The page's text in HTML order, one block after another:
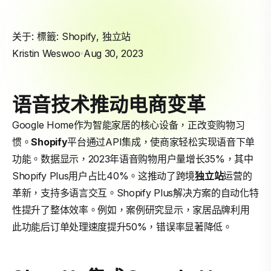
关于: 標籤: Shopify, 独立站
Kristin Weswoo Aug 30, 2023
语音技术推动电商变革
Google Home作为智能家居的核心设备，正改变购物习
惯。Shopify平台通过API集成，使商家轻松实现语音下单
功能。数据显示，2023年语音购物用户量增长35%，其中
Shopify Plus用户占比40%。这推动了跨境独立站运营的
革新，支持多语言交互。Shopify Plus解决方案的自动化特
性提升了整体效率。例如，案例研究显示，家居品牌利用
此功能后订单处理速度提升50%，错误率显著降低。